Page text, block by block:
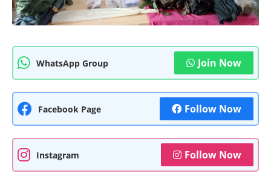
WhatsApp Group Join Now
Facebook Page Follow Now
Instagram Follow Now